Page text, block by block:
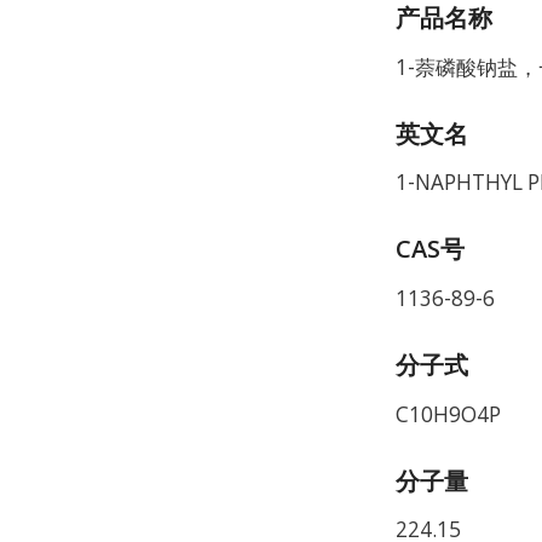
产品名称
1-萘磷酸钠盐
英文名
1-NAPHTHYL
CAS号
1136-89-6
分子式
C10H9O4P
分子量
224.15